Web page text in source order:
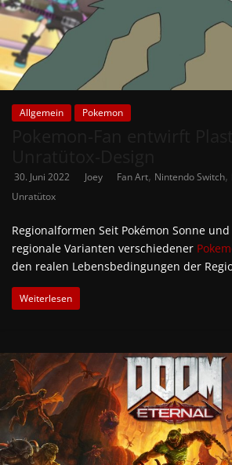
Allgemein Pokemon
30. Juni 2022 Joey Fan Art, Nintendo Switch,
Unratütox
Regionalformen Seit Pokémon Sonne
regionale Varianten verschiedener
den realen Lebensbedingungen der
Weiterlesen